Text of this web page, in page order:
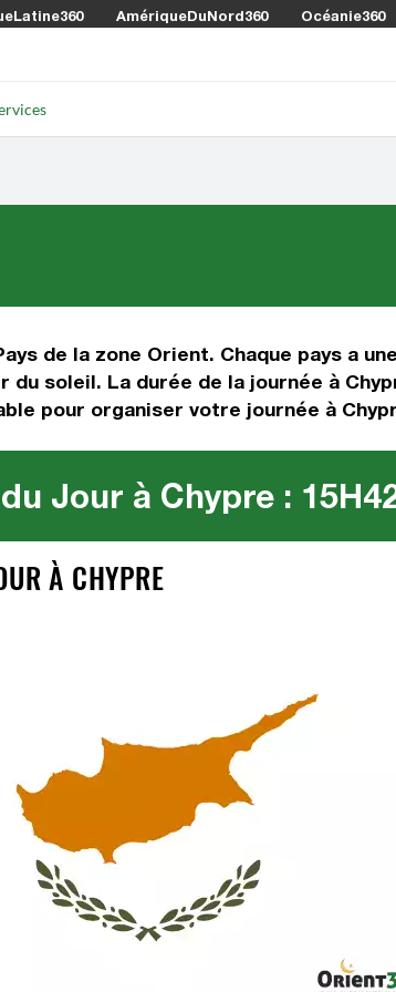
AmériqueDuNord360 Océanie360
de la zone Orient. Chaque pays a
soleil. La durée de la journée à
pour organiser votre journée à
Jour à Chypre :
À CHYPRE